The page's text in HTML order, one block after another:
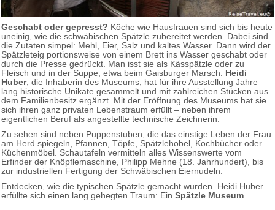
Geschabt oder gepresst? Köche wie Hausfrauen sind sich bis heute
uneinig, wie die schwäbischen Spätzle zubereitet werden. Dabei sind
die Zutaten simpel: Mehl, Eier, Salz und kaltes Wasser. Dann wird der
Spätzleteig portionsweise von einem Brett ins Wasser geschabt oder
durch die Presse gedrückt. Man isst sie als Kässpätzle oder zu
Fleisch und in der Suppe, etwa beim Gaisburger Marsch. Heidi
Huber, die Inhaberin des Museums, hat für ihre Ausstellung Jahre
lang historische Unikate gesammelt und mit zahlreichen Stücken aus
dem Familienbesitz ergänzt. Mit der Eröffnung des Museums hat sie
sich ihren ganz privaten Lebenstraum erfüllt – neben ihrem
eigentlichen Beruf als angestellte technische Zeichnerin.
Zu sehen sind neben Puppenstuben, die das einstige Leben der Frau
am Herd spiegeln, Pfannen, Töpfe, Spätzlehobel, Kochbücher oder
Küchenmöbel. Schautafeln vermitteln alles Wissenswerte vom
Erfinder der Knöpflemaschine, Philipp Mehne (18. Jahrhundert), bis
zur industriellen Fertigung der Schwäbischen Eiernudeln.
Entdecken, wie die typischen Spätzle gemacht wurden. Heidi Huber
erfüllte sich einen lang gehegten Traum: Ein Spätzle Museum